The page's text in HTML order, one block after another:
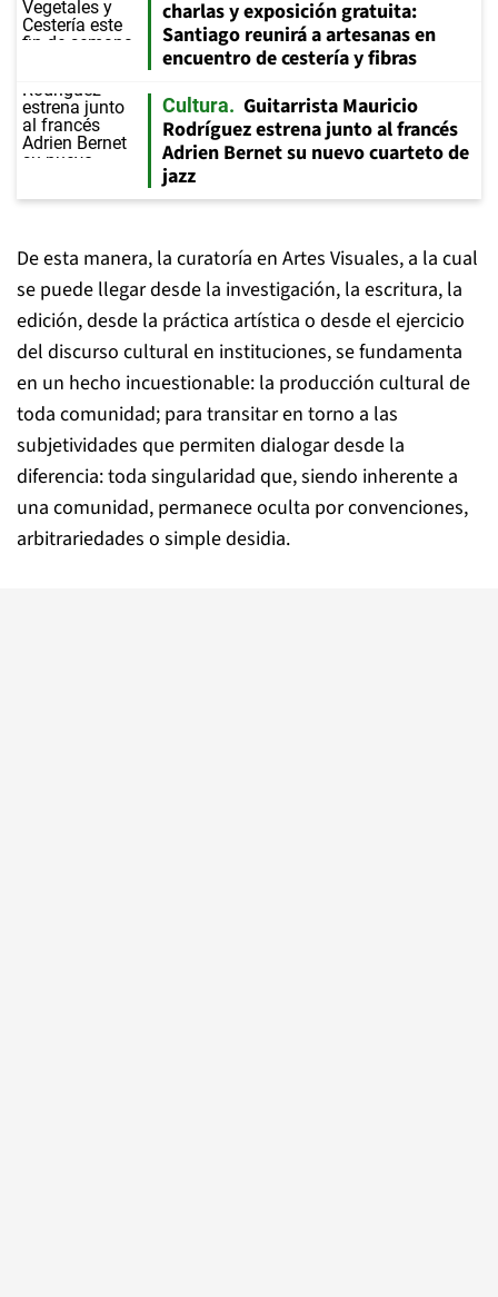
charlas y exposición gratuita:
Santiago reunirá a artesanas en
encuentro de cestería y fibras
Cultura
Guitarrista Mauricio
Rodríguez estrena junto al francés
Adrien Bernet su nuevo cuarteto de
jazz
De esta manera, la curatoría en Artes Visuales, a la cual
se puede llegar desde la investigación, la escritura, la
edición, desde la práctica artística o desde el ejercicio
del discurso cultural en instituciones, se fundamenta
en un hecho incuestionable: la producción cultural de
toda comunidad; para transitar en torno a las
subjetividades que permiten dialogar desde la
diferencia: toda singularidad que, siendo inherente a
una comunidad, permanece oculta por convenciones,
arbitrariedades o simple desidia.